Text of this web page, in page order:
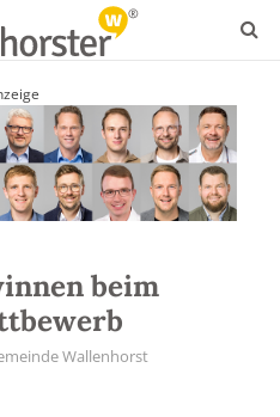
beim
Wallenhorst